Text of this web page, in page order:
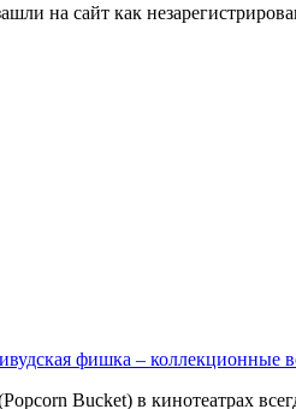
на сайт как
фишка – коллекционные
Bucket) в кинотеатрах